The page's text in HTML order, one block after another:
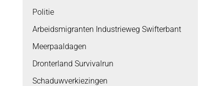
Politie
Arbeidsmigranten Industrieweg Swifterbant
Meerpaaldagen
Dronterland Survivalrun
Schaduwverkiezingen